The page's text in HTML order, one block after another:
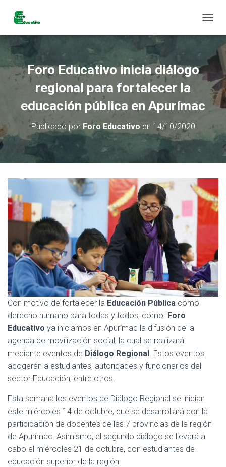
A
I
R
M
D
E
E
G
A
C
Ó
Foro Educativo inicia diálogo
regional para fortalecer la
educación pública en Apurímac
Publicado por Foro Educativo en 14/10/2020
Con motivo de fortalecer la Educación Pública como
derecho humano para todas y todos, como
Foro
Educativo ya iniciamos en Apurímac la difusión de la
agenda de movilización social, la cual se realizará
mediante eventos de Diálogo Regional . Estos eventos
acogerán a estudiantes, autoridades y funcionarios del
sector Educación, entre otros.
Esta semana los eventos de Diálogo Regional se inician
este miércoles 14 de octubre, que se desarrollará con la
participación de docentes de las 7 provincias de la región
de Apurímac. Asimismo, el segundo diálogo se llevará a
cabo el miércoles 21 de octubre, con estudiantes de
educación superior de la región.